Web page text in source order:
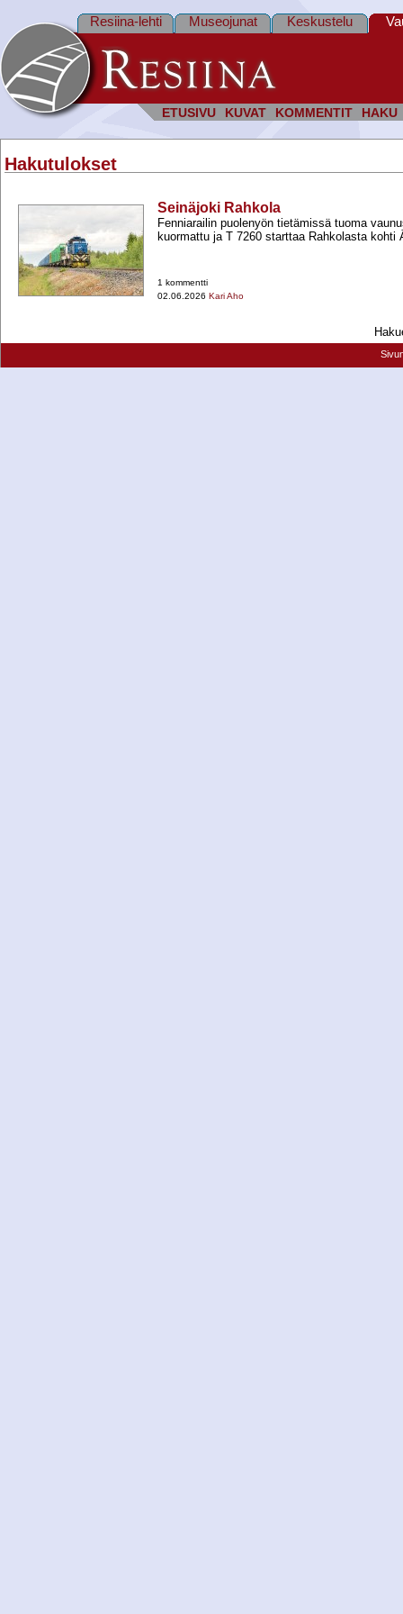
ETUSIVU KUVAT KOMMENTIT HAKU
Resiina-lehti Museojunat Keskustelu
Hakutulokset
Seinäjoki Rahkola
Fenniarailin puolenyön tietämissä tuoma
kuormattu ja T 7260 starttaa Rahkolasta kohti
1 kommentti
02.06.2026 Kari Aho